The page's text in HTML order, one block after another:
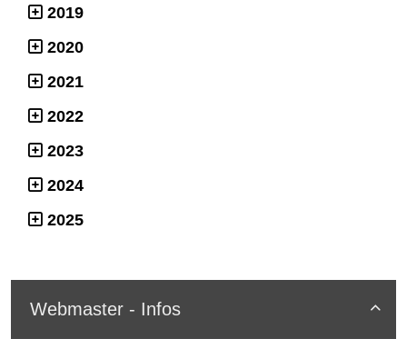
2019
2020
2021
2022
2023
2024
2025

Webmaster - Infos